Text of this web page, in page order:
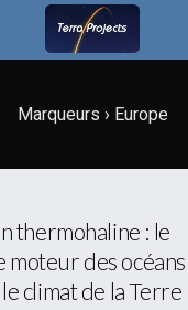
Marqueurs › Europe
thermohaline : le
moteur des océans
climat de la Terre